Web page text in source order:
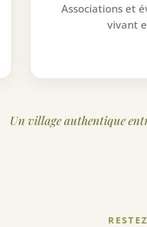
Associations et
vivant
Un village authentique